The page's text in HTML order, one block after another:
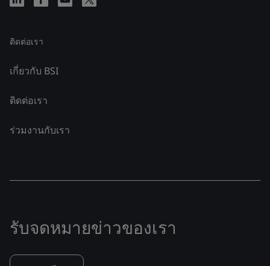
ติดต่อเรา
เกี่ยวกับ BSI
ติดต่อเรา
ร่วมงานกับเรา
รับจดหมายข่าวของเรา